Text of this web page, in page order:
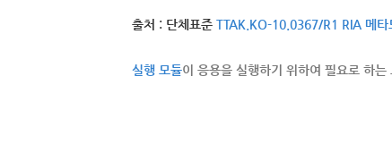
출처 : 단체표준 TTAK.KO-10.0367/R1 RIA 메타
실행 모듈이 응용을 실행하기 위하여 필요로 하